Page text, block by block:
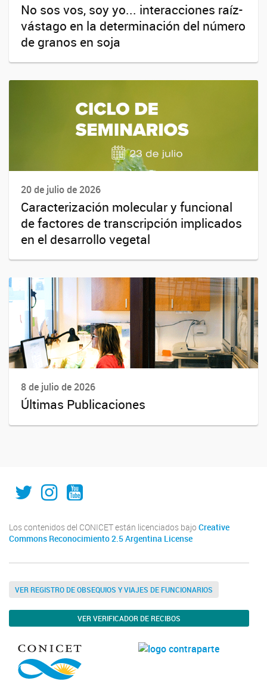
No sos vos, soy yo... interacciones raíz-
vástago en la determinación del número
de granos en soja
20 de julio de 2026
Caracterización molecular y funcional
de factores de transcripción implicados
en el desarrollo vegetal
8 de julio de 2026
Últimas Publicaciones
IAL_CONICET
ial.conicet.unl
ialcomunica
Los contenidos del CONICET están licenciados bajo Creative
Commons Reconocimiento 2.5 Argentina License
VER REGISTRO DE OBSEQUIOS Y VIAJES DE FUNCIONARIOS
VER VERIFICADOR DE RECIBOS